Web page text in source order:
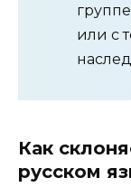
или с
Как
русском